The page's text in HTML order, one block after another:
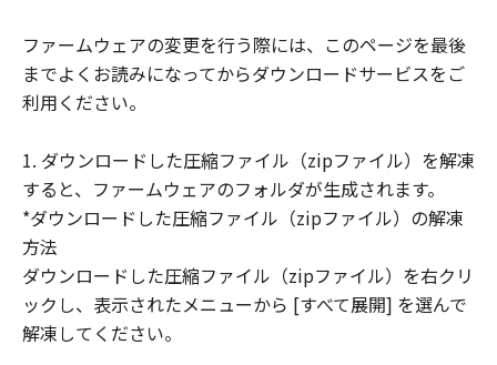
わらず、キヤノンのデジタルカメラ製品の
オンラインマニュアルまたは機種仕様が記
載されたウェブページに記載されたオープ
れ適用されます。
制限
(1) 「本契約」に明示的に定める場合を除
き、お客様は、「許諾ソフトウェア」を複
製、または第三者に再使用許諾、譲渡、販
売、頒布、賃貸、リースもしくは貸与する
ことはできません。
ファームウェアの変更を行う際には、このページを最後
までよくお読みになってからダウンロードサービスをご
利用ください。
1. ダウンロードした圧縮ファイル（zipファイル）を解凍
すると、ファームウェアのフォルダが生成されます。
*ダウンロードした圧縮ファイル（zipファイル）の解凍
方法
ダウンロードした圧縮ファイル（zipファイル）を右クリ
ックし、表示されたメニューから [すべて展開] を選んで
解凍してください。